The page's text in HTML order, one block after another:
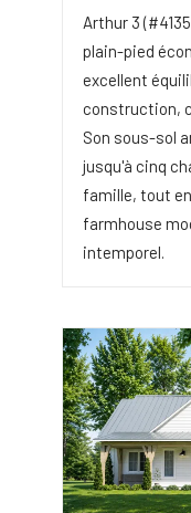
Arthur 3
plain-pied
excellent
construction,
Son sous-sol
jusqu'à cinq
famille, tout
farmhouse
intemporel.